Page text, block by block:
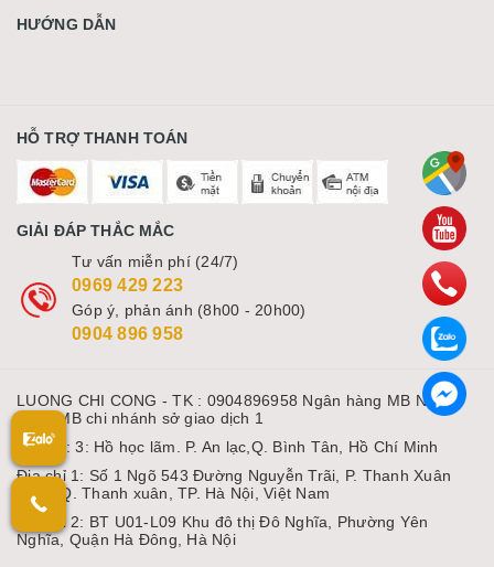
HƯỚNG DẪN
HỖ TRỢ THANH TOÁN
GIẢI ĐÁP THẮC MẮC
Tư vấn miễn phí (24/7)
0969 429 223
Góp ý, phản ánh (8h00 - 20h00)
0904 896 958
LUONG CHI CONG - TK : 0904896958 Ngân hàng MB Ngân
hàng MB chi nhánh sở giao dịch 1
Địa chỉ: 3: Hồ học lãm. P. An lạc,Q. Bình Tân, Hồ Chí Minh
Địa chỉ 1: Số 1 Ngõ 543 Đường Nguyễn Trãi, P. Thanh Xuân
Nam, Q. Thanh xuân, TP. Hà Nội, Việt Nam
Địa chỉ 2: BT U01-L09 Khu đô thị Đô Nghĩa, Phường Yên
Nghĩa, Quận Hà Đông, Hà Nội